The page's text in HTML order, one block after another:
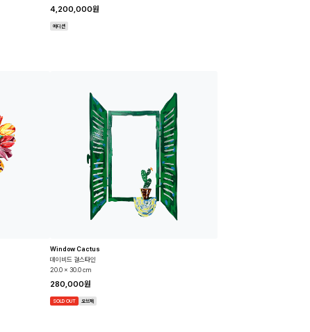
4,200,000원
에디션
Window Cactus
데이비드 걸스타인
20.0 x 30.0 cm
280,000원
SOLD OUT 오브제